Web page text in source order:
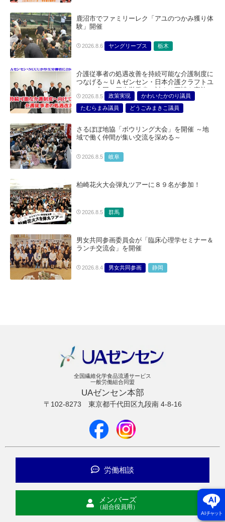
AIチャット
鹿沼市でファミリーレク「アユのつかみ獲り体
験」開催
2026.8.6 ヤングリーブス 栃木
介護従事者の処遇改善を持続可能な介護制度に
つなげる～ＵＡゼンセン・日本介護クラフトユ
ニオン合同で厚生労働省に対する要請を実施～
2026.8.5 政策実現
かわいたかのり議員
たむらまみ議員
どうごみまきこ議員
さるぼぼ地協「ボウリング大会」を開催 ～地
域で働く仲間が集い交流を深める～
2026.8.5 岐阜
柏崎花火大会弾丸ツアーに８９名が参加！
2026.8.5 群馬
男女共同参画委員会が「臨床心理学セミナー＆
ランチ交流会」を開催
2026.8.4 男女共同参画 静岡
全国繊維化学食品流通サービス
一般労働組合同盟
UAゼンセン本部
〒102-8273 東京都千代田区九段南 4-8-16
労働相談
メンバーズ
（組合役員用）